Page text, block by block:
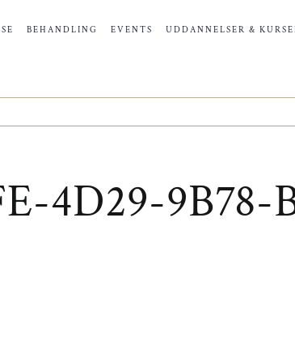
BEHANDLING EVENTS UDDANNELSER &
4D29-9B78-